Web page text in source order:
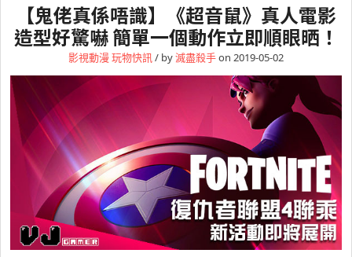
【鬼佬真係唔識】《超音鼠》真人電影
造型好驚嚇 簡單一個動作立即順眼晒！
影視動漫 玩物快訊/ by滅盡殺手on 2019-05-02